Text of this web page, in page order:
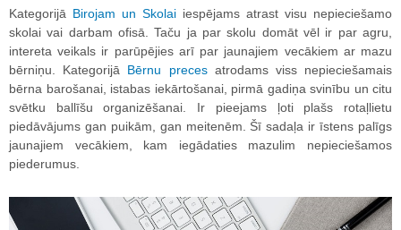
Kategorijā Birojam un Skolai iespējams atrast visu nepieciešamo
skolai vai darbam ofisā. Taču ja par skolu domāt vēl ir par agru,
intereta veikals ir parūpējies arī par jaunajiem vecākiem ar mazu
bērniņu. Kategorijā Bērnu precesatrodams viss nepieciešamais
bērna barošanai, istabas iekārtošanai, pirmā gadiņa svinību un citu
svētku ballīšu organizēšanai. Ir pieejams ļoti plašs rotaļlietu
piedāvājums gan puikām, gan meitenēm. Šī sadaļa ir īstens palīgs
jaunajiem vecākiem, kam iegādaties mazulim nepieciešamos
piederumus.